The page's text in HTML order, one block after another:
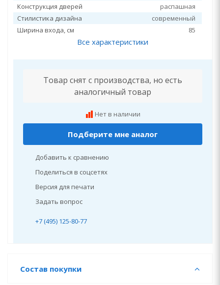
Конструкция дверей
распашная
Стилистика дизайна
современный
Ширина входа, см
85
Все характеристики
Товар снят с производства, но есть
аналогичный товар
Нет в наличии
Подберите мне аналог
Добавить к сравнению
Поделиться в соцсетях
Версия для печати
Задать вопрос
+7 (495) 125-80-77
Состав покупки